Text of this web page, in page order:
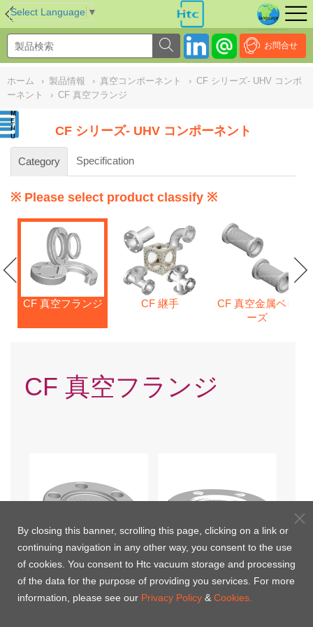
Select Language ▼
お問合せ
ホーム › 製品情報 › 真空コンポーネント › CF シリーズ- UHV コンポ
ーネント
› CF 真空フランジ
CF シリーズ- UHV コンポーネント
Category Specification
※ Please select product classify ※
CF 真空フランジ CF 継手
CF 真空金属ベロ
ーズ
CF 真空フランジ
ップボルト穴）
NULL
By closing this banner, scrolling this page, clicking on a link or
continuing navigation in any other way, you consent to the use
of cookies. You consent to Htc vacuum storage and processing
of the data for the purpose of providing you services. For more
information, please see our Privacy Policy & Cookies.
//